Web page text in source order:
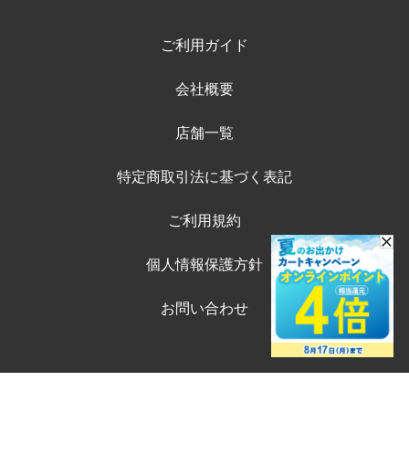
ご利用ガイド
会社概要
店舗一覧
特定商取引法に基づく表記
ご利用規約
個人情報保護方針
お問い合わせ